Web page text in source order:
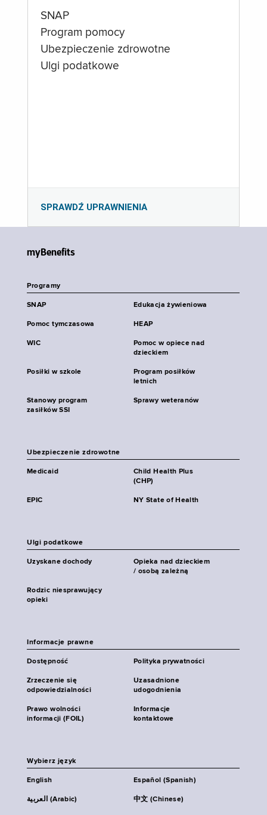
SNAP
Program pomocy
Ubezpieczenie zdrowotne
Ulgi podatkowe
SPRAWDŹ UPRAWNIENIA
myBenefits
Programy
SNAP Edukacja żywieniowa
Pomoc tymczasowa HEAP
WIC
Pomoc w opiece nad
dzieckiem
Posiłki w szkole
Program posiłków
letnich
Stanowy program
zasiłków SSI
Sprawy weteranów
Ubezpieczenie zdrowotne
Medicaid
Child Health Plus
(CHP)
EPIC NY State of Health
Ulgi podatkowe
Uzyskane dochody
Opieka nad dzieckiem
/ osobą zależną
Rodzic niesprawujący
opieki
Informacje prawne
Dostępność Polityka prywatności
Zrzeczenie się
odpowiedzialności
Uzasadnione
udogodnienia
Prawo wolności
informacji (FOIL)
Informacje
kontaktowe
Wybierz język
English Español (Spanish)
العربية (Arabic) 中文 (Chinese)